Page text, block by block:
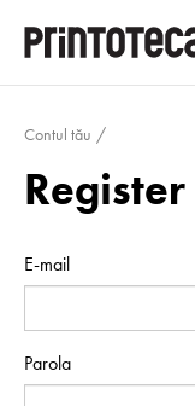
Contul tău
Register
E-mail
Parola